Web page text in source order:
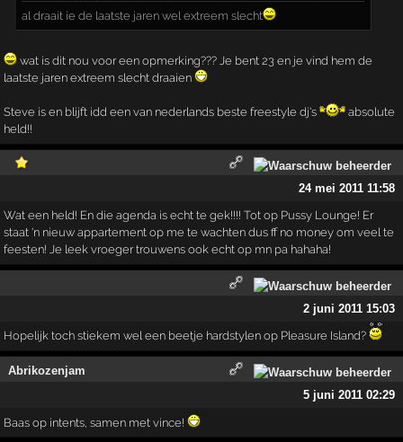
al draait ie de laatste jaren wel extreem slecht
wat is dit nou voor een opmerking??? Je bent 23 en je vind hem de
laatste jaren extreem slecht draaien
Steve is en blijft idd een van nederlands beste freestyle dj's
absolute
held!!
24 mei 2011 11:58
Wat een held! En die agenda is echt te gek!!!! Tot op Pussy Lounge! Er
staat 'n nieuw appartement op me te wachten dus ff no money om veel te
feesten! Je leek vroeger trouwens ook echt op mn pa hahaha!
2 juni 2011 15:03
Hopelijk toch stiekem wel een beetje hardstylen op Pleasure Island?
Abrikozenjam
5 juni 2011 02:29
Baas op intents, samen met vince!